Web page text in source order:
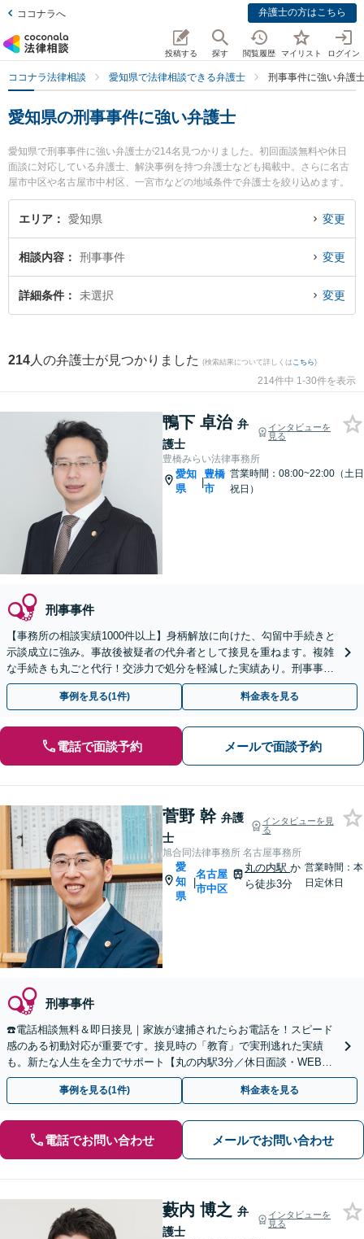
ココナラへ 弁護士の方はこちら
投稿する 探す 閲覧履歴 マイリスト ログイン
ココナラ法律相談 愛知県で法律相談できる弁護士 刑事事件に強い弁護
愛知県の刑事事件に強い弁護士
愛知県で刑事事件に強い弁護士が214名見つかりました。初回面談無料や休日
面談に対応している弁護士、解決事例を持つ弁護士なども掲載中。さらに名古
屋市中区や名古屋市中村区、一宮市などの地域条件で弁護士を絞り込めます。
加害者側や少年事件、再犯・前科あり等の細かな分野での絞り込み検索もでき
便利です。特に豊橋みらい法律事務所の鴨下 卓治弁護士や旭合同法律事務所 名
夜間に発生した刑事事件のトラブルを今すぐに弁護士に相談したい』『刑事事
件のトラブル解決の実績豊富な近くの弁護士を検索したい』『初回相談無料で
刑事事件を法律相談できる愛知県内の弁護士に相談予約したい』などでお困り
エリア 愛知県 変更
相談内容 刑事事件 変更
詳細条件 未選択 変更
214 人の弁護士が見つかりました (検索結果について詳しくは こちら)
214件中 1-30件を表示
鴨下 卓治 弁
護士
インタビューを
見る
豊橋みらい法律事務所
愛知
県
|
豊橋
市
営業時間：08:00~22:00（土日
祝日）
刑事事件
【事務所の相談実績1000件以上】身柄解放に向けた、勾留中手続きと
示談成立に強み。事故後被疑者の代弁者として接見を重ねます。複雑
な手続きも丸ごと代行！交渉力で処分を軽減した実績あり。刑事事件
はスピード命！1日も早くご連絡を【土日祝も対応】
事例を見る(1件) 料金表を見る
電話で面談予約 メールで面談予約
菅野 幹 弁護
士
インタビューを見
る
旭合同法律事務所 名古屋事務所
愛
知
県
|
名古屋
市中区
丸の内駅か
ら徒歩3分
営業時間：本
日定休日
刑事事件
☎️電話相談無料＆即日接見｜家族が逮捕されたらお電話を！スピード
感のある初動対応が重要です。接見時の「教育」で実刑逃れた実績
も。新たな人生を全力でサポート【丸の内駅3分／休日面談・WEB面
談可】【被害者側も対応】
事例を見る(1件) 料金表を見る
電話でお問い合わせ メールでお問い合わせ
藪内 博之 弁
護士
インタビューを
見る